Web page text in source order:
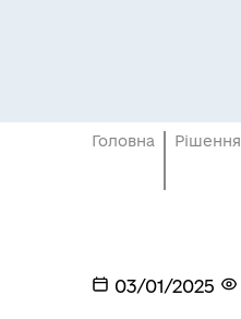
Головна Рішення
03/01/2025